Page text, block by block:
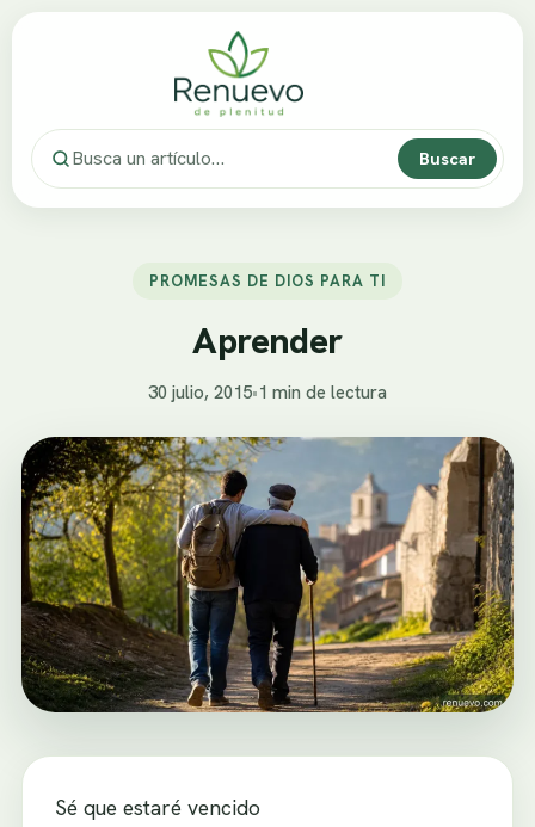
Buscar
PROMESAS DE DIOS PARA TI
Aprender
30 julio, 2015•1 min de lectura
Sé que estaré vencido